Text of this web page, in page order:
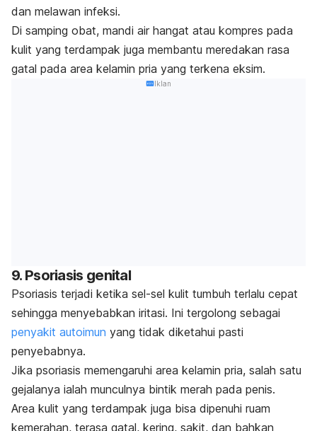
dan melawan infeksi.
Di samping obat, mandi air hangat atau kompres pada
kulit yang terdampak juga membantu meredakan rasa
gatal pada area kelamin pria yang terkena eksim.
Iklan
9. Psoriasis genital
Psoriasis terjadi ketika sel-sel kulit tumbuh terlalu cepat
sehingga menyebabkan iritasi. Ini tergolong sebagai
penyakit autoimun yang tidak diketahui pasti
penyebabnya.
Jika psoriasis memengaruhi area kelamin pria, salah satu
gejalanya ialah munculnya bintik merah pada penis.
Area kulit yang terdampak juga bisa dipenuhi ruam
kemerahan, terasa gatal, kering, sakit, dan bahkan